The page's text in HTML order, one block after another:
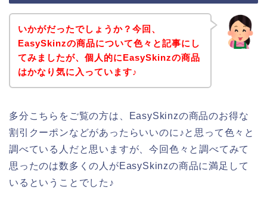
いかがだったでしょうか？今回、
EasySkinzの商品について色々と記事にし
てみましたが、個人的にEasySkinzの商品
はかなり気に入っています♪
多分こちらをご覧の方は、EasySkinzの商品のお得な
割引クーポンなどがあったらいいのに♪と思って色々と
調べている人だと思いますが、今回色々と調べてみて
思ったのは数多くの人がEasySkinzの商品に満足して
いるということでした♪